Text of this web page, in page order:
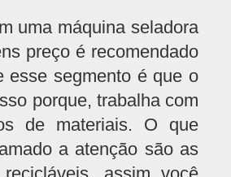
uma máquina seladora
preço é recomendado
esse segmento é que o
porque, trabalha com
de materiais. O que
a atenção são as